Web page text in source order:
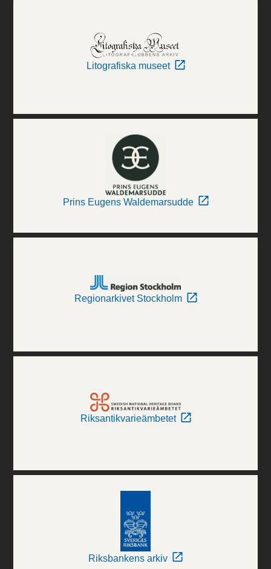
Litografiska museet
Prins Eugens Waldemarsudde
Regionarkivet Stockholm
Riksantikvarieämbetet
Riksbankens arkiv